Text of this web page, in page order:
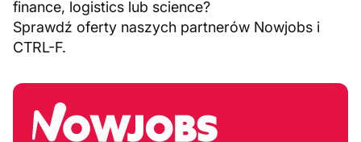
finance, logistics lub science?
Sprawdź oferty naszych partnerów Nowjobs i
CTRL-F.